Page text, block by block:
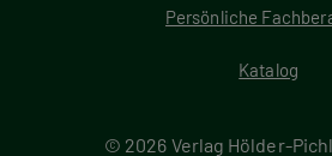
Persönliche
Katalog
© 2026 Verlag Hölder-